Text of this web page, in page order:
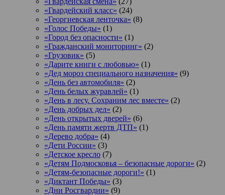
«Гвардейский класс» (24)
«Георгиевская ленточка» (8)
«Голос Победы» (1)
«Город без опасности» (1)
«Гражданский мониторинг» (2)
«Грузовик» (5)
«Дарите книги с любовью» (1)
«Дед мороз специального назначения» (9)
«День без автомобиля» (2)
«День белых журавлей» (1)
«День в лесу. Сохраним лес вместе» (2)
«День добрых дел» (2)
«День открытых дверей» (6)
«День памяти жертв ДТП» (1)
«Дерево добра» (4)
«Дети России» (3)
«Детское кресло (7)
«Детям Подмосковья – безопасные дороги» (2)
«Детям-безопасные дороги!» (1)
«Диктант Победы» (3)
«Дни Росгвардии» (9)